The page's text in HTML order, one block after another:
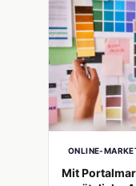
ONLINE-
Mit